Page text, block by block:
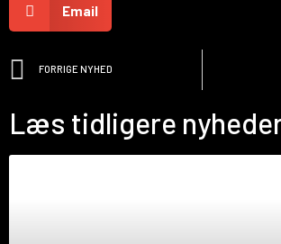
Email
FORRIGE NYHED
Læs tidligere